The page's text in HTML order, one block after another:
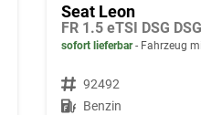
Seat Leon
sofort lieferbar Fahrzeug
Fahrzeugnr. 92492
Kraftstoff Benzin